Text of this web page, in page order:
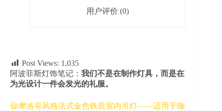
用户评价 (0)
Post Views: 1,035
阿波菲斯灯饰笔记：​ ​我们不是在制作灯具，而是在
为光设计一件会发光的礼服。
😃摩洛哥风格法式金色铁质室内吊灯——适用于咖